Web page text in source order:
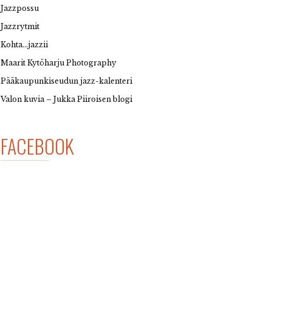
Jazzpossu
Jazzrytmit
Kohta…jazzii
Maarit Kytöharju Photography
Pääkaupunkiseudun jazz-kalenteri
Valon kuvia – Jukka Piiroisen blogi
FACEBOOK